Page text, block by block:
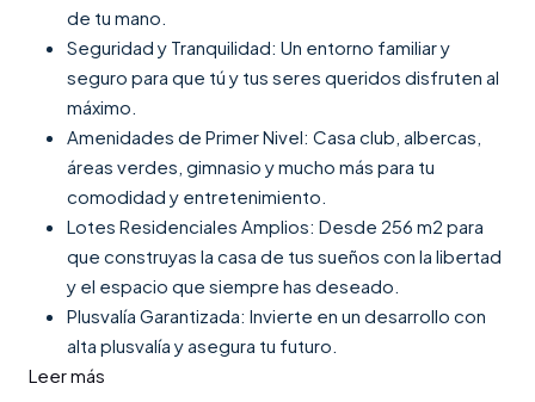
de tu mano.
Seguridad y Tranquilidad: Un entorno familiar y
seguro para que tú y tus seres queridos disfruten al
máximo.
Amenidades de Primer Nivel: Casa club, albercas,
áreas verdes, gimnasio y mucho más para tu
comodidad y entretenimiento.
Lotes Residenciales Amplios: Desde 256 m2 para
que construyas la casa de tus sueños con la libertad
y el espacio que siempre has deseado.
Plusvalía Garantizada: Invierte en un desarrollo con
alta plusvalía y asegura tu futuro.
Leer más